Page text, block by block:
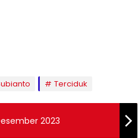
Terciduk
2023